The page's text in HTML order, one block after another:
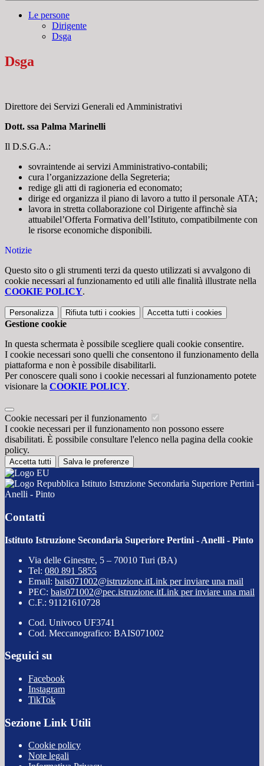
Le persone
Dirigente
Dsga
Dsga
Direttore dei Servizi Generali ed Amministrativi
Dott. ssa Palma Marinelli
Il D.S.G.A.:
sovraintende ai servizi Amministrativo-contabili;
cura l’organizzazione della Segreteria;
redige gli atti di ragioneria ed economato;
dirige ed organizza il piano di lavoro a tutto il personale ATA;
lavora in stretta collaborazione col Dirigente affinchè sia
attuabilel’Offerta Formativa dell’Istituto, compatibilmente con
le risorse economiche disponibili.
Notizie
Questo sito o gli strumenti terzi da questo utilizzati si avvalgono di
cookie necessari al funzionamento ed utili alle finalità illustrate nella
COOKIE POLICY.
Personalizza Rifiuta tutti i cookies Accetta tutti i cookies
Gestione cookie
In questa schermata è possibile scegliere quali cookie consentire.
I cookie necessari sono quelli che consentono il funzionamento della
piattaforma e non è possibile disabilitarli.
Per conoscere quali sono i cookie necessari al funzionamento potete
visionare la COOKIE POLICY.
Cookie necessari per il funzionamento
I cookie necessari per il funzionamento non possono essere
disabilitati. È possibile consultare l'elenco nella pagina della cookie
policy.
Accetta tutti Salva le preferenze
Istituto Istruzione Secondaria Superiore Pertini -
Anelli - Pinto
Contatti
Istituto Istruzione Secondaria Superiore Pertini - Anelli - Pinto
Via delle Ginestre, 5 – 70010 Turi (BA)
Tel: 080 891 5855
Email: bais071002@istruzione.itLink per inviare una mail
PEC: bais071002@pec.istruzione.itLink per inviare una mail
C.F.: 91121610728
Cod. Univoco UF3741
Cod. Meccanografico: BAIS071002
Seguici su
Facebook
Instagram
TikTok
Sezione Link Utili
Cookie policy
Note legali